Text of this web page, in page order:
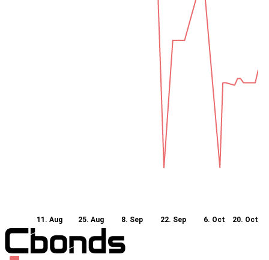
11. Aug 25. Aug 8. Sep 22. Sep 6. Oct 20. Oct